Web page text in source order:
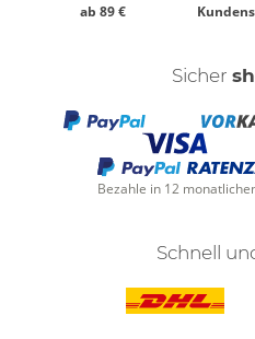
ab 89 €
Sicher
Bezahle in 12
Schnell